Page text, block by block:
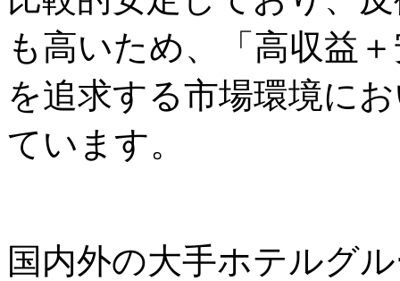
も高いため、「高収益
を追求する市場環境に
ています。
国内外の大手ホテルグ